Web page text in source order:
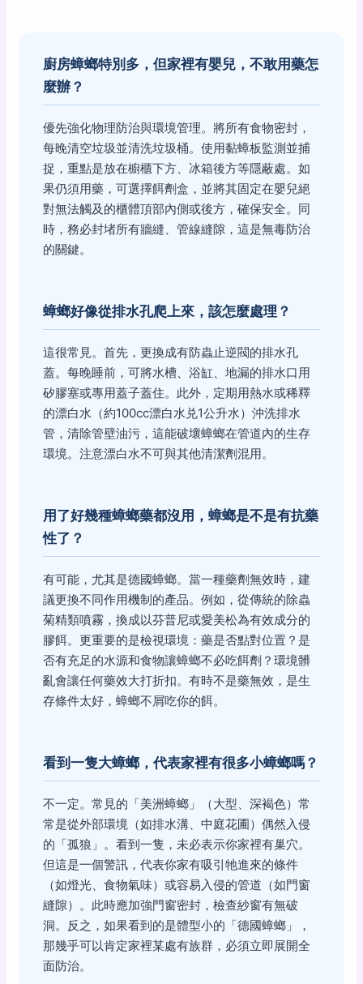
廚房蟑螂特別多，但家裡有嬰兒，不敢用藥怎
麼辦？
優先強化物理防治與環境管理。將所有食物密封，
每晚清空垃圾並清洗垃圾桶。使用黏蟑板監測並捕
捉，重點是放在櫥櫃下方、冰箱後方等隱蔽處。如
果仍須用藥，可選擇餌劑盒，並將其固定在嬰兒絕
對無法觸及的櫃體頂部內側或後方，確保安全。同
時，務必封堵所有牆縫、管線縫隙，這是無毒防治
的關鍵。
蟑螂好像從排水孔爬上來，該怎麼處理？
這很常見。首先，更換成有防蟲止逆閥的排水孔
蓋。每晚睡前，可將水槽、浴缸、地漏的排水口用
矽膠塞或專用蓋子蓋住。此外，定期用熱水或稀釋
的漂白水（約100cc漂白水兑1公升水）沖洗排水
管，清除管壁油污，這能破壞蟑螂在管道內的生存
環境。注意漂白水不可與其他清潔劑混用。
用了好幾種蟑螂藥都沒用，蟑螂是不是有抗藥
性了？
有可能，尤其是德國蟑螂。當一種藥劑無效時，建
議更換不同作用機制的產品。例如，從傳統的除蟲
菊精類噴霧，換成以芬普尼或愛美松為有效成分的
膠餌。更重要的是檢視環境：藥是否點對位置？是
否有充足的水源和食物讓蟑螂不必吃餌劑？環境髒
亂會讓任何藥效大打折扣。有時不是藥無效，是生
存條件太好，蟑螂不屑吃你的餌。
看到一隻大蟑螂，代表家裡有很多小蟑螂嗎？
不一定。常見的「美洲蟑螂」（大型、深褐色）常
常是從外部環境（如排水溝、中庭花圃）偶然入侵
的「孤狼」。看到一隻，未必表示你家裡有巢穴。
但這是一個警訊，代表你家有吸引牠進來的條件
（如燈光、食物氣味）或容易入侵的管道（如門窗
縫隙）。此時應加強門窗密封，檢查紗窗有無破
洞。反之，如果看到的是體型小的「德國蟑螂」，
那幾乎可以肯定家裡某處有族群，必須立即展開全
面防治。